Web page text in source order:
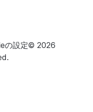
の設定© 2026
.